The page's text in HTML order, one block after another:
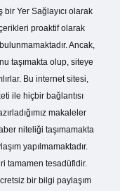
bir Yer Sağlayıcı olarak
proaktif olarak
Ancak,
taşımakta olup, siteye
Bu internet sitesi,
ile hiçbir bağlantısı
makaleler
niteliği taşımamakta
yapılmamaktadır.
tamamen tesadüfidir.
bir bilgi paylaşım